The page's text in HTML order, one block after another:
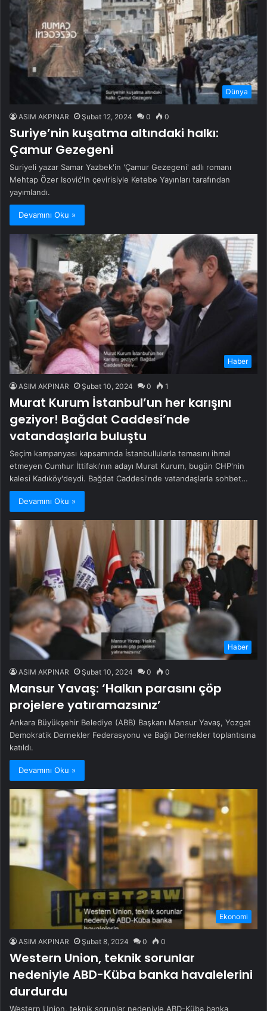
Dünya
ASIM AKPINAR Şubat 12, 2024 0 0
Suriye’nin kuşatma altındaki halkı:
Çamur Gezegeni
Suriyeli yazar Samar Yazbek'in 'Çamur Gezegeni' adlı romanı
Mehtap Özer Isović'in çevirisiyle Ketebe Yayınları tarafından
yayımlandı.
Devamını Oku »
Haber
ASIM AKPINAR Şubat 10, 2024 0 1
Murat Kurum İstanbul’un her karışını
geziyor! Bağdat Caddesi’nde
vatandaşlarla buluştu
Seçim kampanyası kapsamında İstanbullularla temasını ihmal
etmeyen Cumhur İttifakı'nın adayı Murat Kurum, bugün CHP'nin
kalesi Kadıköy'deydi. Bağdat Caddesi'nde vatandaşlarla sohbet…
Devamını Oku »
Haber
ASIM AKPINAR Şubat 10, 2024 0 0
Mansur Yavaş: ‘Halkın parasını çöp
projelere yatıramazsınız’
Ankara Büyükşehir Belediye (ABB) Başkanı Mansur Yavaş, Yozgat
Demokratik Dernekler Federasyonu ve Bağlı Dernekler toplantısına
katıldı.
Devamını Oku »
Ekonomi
ASIM AKPINAR Şubat 8, 2024 0 0
Western Union, teknik sorunlar
nedeniyle ABD-Küba banka havalelerini
durdurdu
Western Union, teknik sorunlar nedeniyle ABD-Küba banka